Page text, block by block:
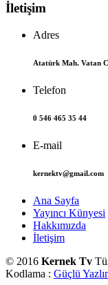
İletişim
Adres
Atatürk Mah. Vatan
Telefon
0 546 465 35 44
E-mail
kernektv@gmail.com
Ana Sayfa
Yayıncı Künyesi
Hakkımızda
İletişim
© 2016 Kernek Tv
Kodlama : Güçlü